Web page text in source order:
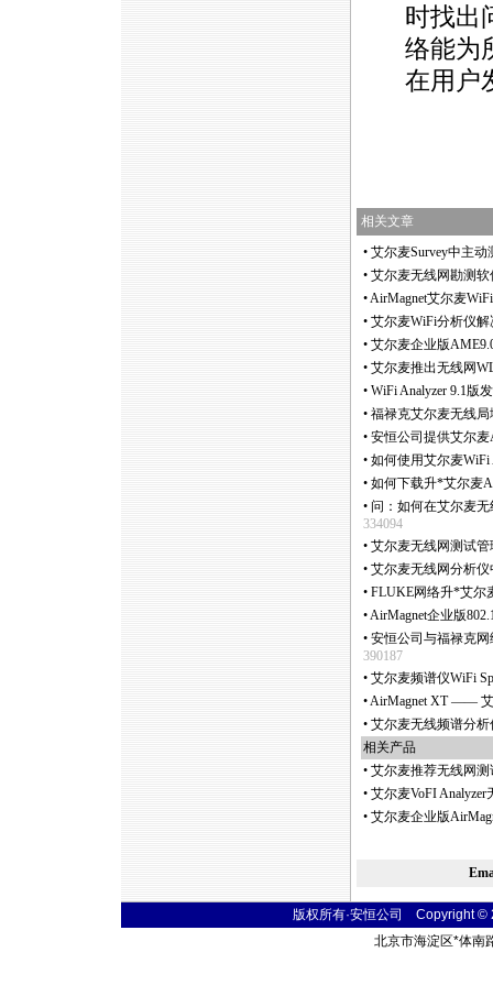
时找出
络能为
在用户
相关文章
• 艾尔麦Survey中主动
• 艾尔麦无线网勘测软
•AirMagnet艾尔麦
• 艾尔麦WiFi分析仪
• 艾尔麦企业版
• 艾尔麦推出无线网
• WiFi Analyzer 9.1版
• 福禄克艾尔麦无线局
• 安恒公司提供艾尔
• 如何使用艾尔麦WiFi
• 如何下载升*艾尔麦
• 问：如何在艾尔麦无
334094
• 艾尔麦无线网测试
• 艾尔麦无线网分析仪
• FLUKE网络升*艾尔
•AirMagnet企业版
• 安恒公司与福禄克
390187
• 艾尔麦频谱仪WiFi
•AirMagnet XT ——
• 艾尔麦无线频谱分析
相关产品
• 艾尔麦推荐无线网
• 艾尔麦VoFI
• 艾尔麦企业版
版权所有·安恒公司 Copyright
北京市海淀区*体南